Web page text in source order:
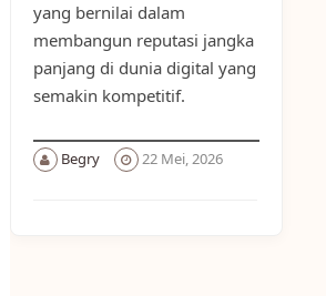
yang bernilai dalam
membangun reputasi jangka
panjang di dunia digital yang
semakin kompetitif.
Begry 22 Mei, 2026